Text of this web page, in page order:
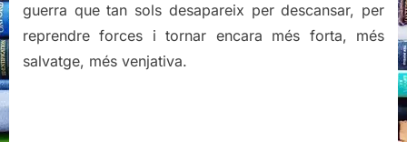
guerra que tan sols desapareix per descansar, per
reprendre forces i tornar encara més forta, més
salvatge, més venjativa.